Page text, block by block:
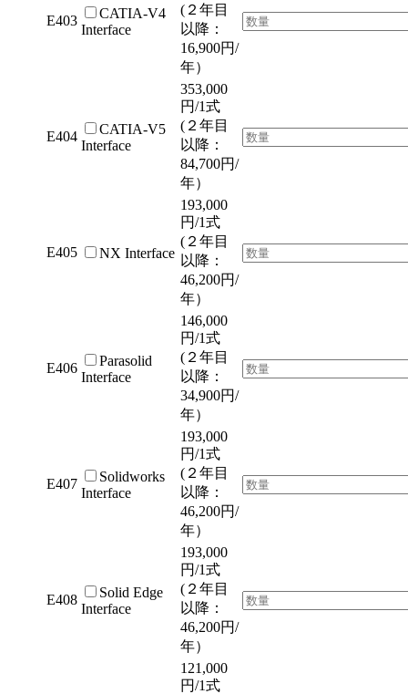
E403
CATIA-V4
Interface
(２年目
以降：
16,900円/
年）
E404
CATIA-V5
Interface
353,000
円/1式
(２年目
以降：
84,700円/
年）
E405 NX Interface
193,000
円/1式
(２年目
以降：
46,200円/
年）
E406
Parasolid
Interface
146,000
円/1式
(２年目
以降：
34,900円/
年）
E407
Solidworks
Interface
193,000
円/1式
(２年目
以降：
46,200円/
年）
E408
Solid Edge
Interface
193,000
円/1式
(２年目
以降：
46,200円/
年）
121,000
円/1式